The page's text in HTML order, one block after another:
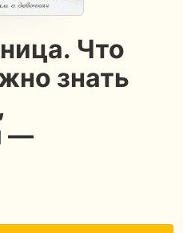
Что
знать
—